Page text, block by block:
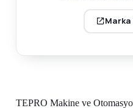
TEPRO Makine ve